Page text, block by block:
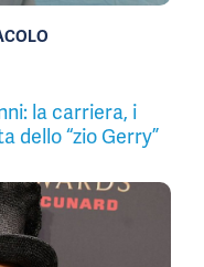
la carriera, i
dello “zio Gerry”